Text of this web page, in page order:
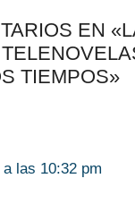
EN
TIEMPOS»
las 10:32 pm